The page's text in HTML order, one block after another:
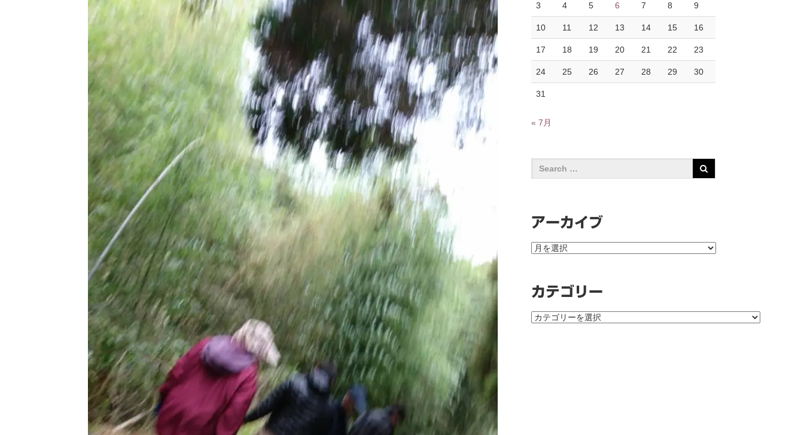
3 4 5 6 7 8 9
10 11 12 13 14 15 16
17 18 19 20 21 22 23
24 25 26 27 28 29 30
31
« 7月
アーカイブ
ア
イ
ブ
カテゴリー
カ